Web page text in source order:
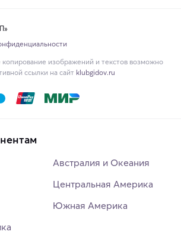
копирование изображений и текстов возможно
ссылки на сайт klubgidov.ru
Австралия и Океания
Центральная Америка
Южная Америка